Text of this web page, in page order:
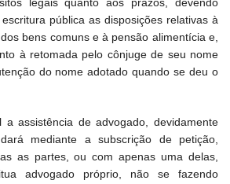
pública as disposições relativas à
bens comuns e à pensão alimentícia e,
à retomada pelo cônjuge de seu nome
do nome adotado quando se deu o
assistência de advogado, devidamente
mediante a subscrição de petição,
as partes, ou com apenas uma delas,
advogado próprio, não se fazendo